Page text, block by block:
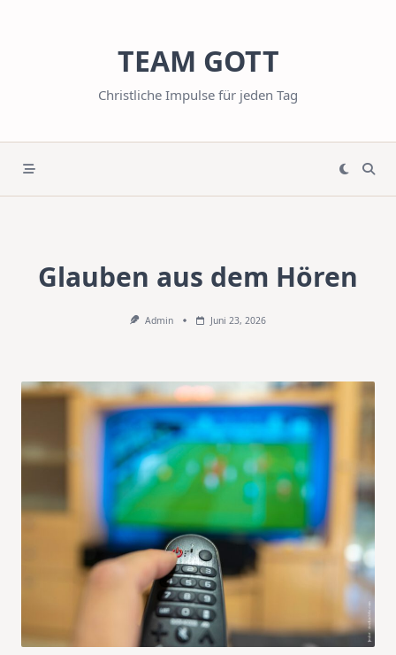
TEAM GOTT
Christliche Impulse für jeden Tag
Glauben aus dem Hören
Admin Juni 23, 2026